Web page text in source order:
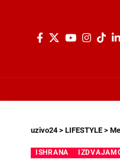
uzivo24> LIFESTYLE >
ISHRANA